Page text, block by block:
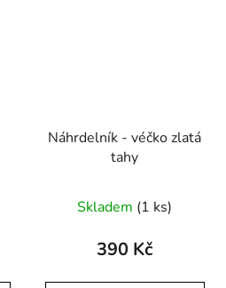
Náhrdelník - véčko zlatá
tahy
Skladem (1 ks)
390 Kč